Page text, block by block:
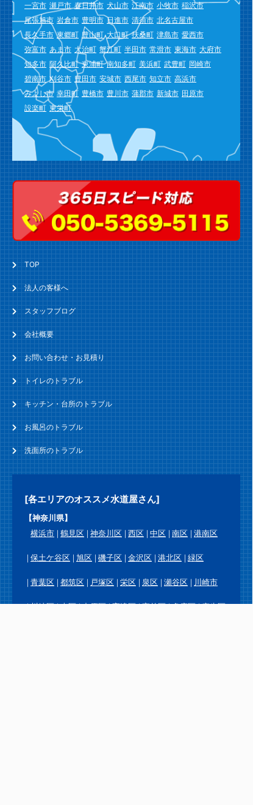
一宮市 瀬戸市 春日井市 犬山市 江南市 小牧市 稲沢市
尾張旭市 岩倉市 豊明市 日進市 清須市 北名古屋市
長久手市 東郷町 豊山町 大口町 扶桑町 津島市 愛西市
弥富市 あま市 大治町 蟹江町 半田市 常滑市 東海市 大府市
知多市 阿久比町 東浦町 南知多町 美浜町 武豊町 岡崎市
碧南市 刈谷市 豊田市 安城市 西尾市 知立市 高浜市
みよし市 幸田町 豊橋市 豊川市 蒲郡市 新城市 田原市
設楽町 東栄町
TOP
法人の客様へ
スタッフブログ
会社概要
お問い合わせ・お見積り
トイレのトラブル
キッチン・台所のトラブル
お風呂のトラブル
洗面所のトラブル
[各エリアのオススメ水道屋さん]
【神奈川県】
横浜市
鶴見区 神奈川区 西区 中区 南区 港南区
保土ケ谷区 旭区 磯子区 金沢区 港北区 緑区
青葉区 都筑区 戸塚区 栄区 泉区 瀬谷区 川崎市
川崎区 幸区 中原区 高津区 宮前区 多摩区 麻生区